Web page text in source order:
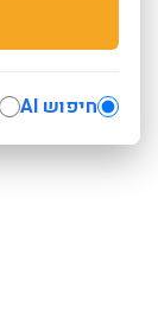
חיפוש AI